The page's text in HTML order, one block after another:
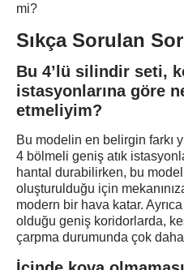
mi?
Sıkça Sorulan
Bu 4’lü silindir seti,
istasyonlarına göre
etmeliyim?
Bu modelin en belirgin farkı
4 bölmeli geniş atık
hantal durabilirken, bu
oluşturulduğu için
modern bir hava katar.
olduğu geniş koridorlarda,
çarpma durumunda çok